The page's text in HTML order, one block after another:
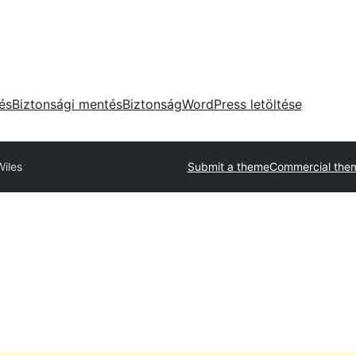
Biztonsági mentésBiztonságWordPress letöltése
Submit a themeCommercial